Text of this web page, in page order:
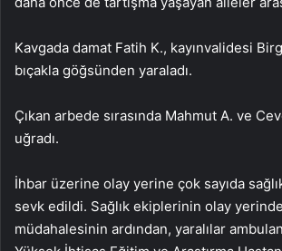
Kavgada damat Fatih K., kayınvalidesi
bıçakla göğsünden yaraladı.
Çıkan arbede sırasında Mahmut A. ve
uğradı.
İhbar üzerine olay yerine çok sayıda
sevk edildi. Sağlık ekiplerinin olay
müdahalesinin ardından, yaralılar